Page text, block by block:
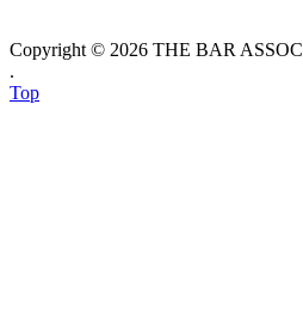
Copyright © 2026 THE BAR
.
Top